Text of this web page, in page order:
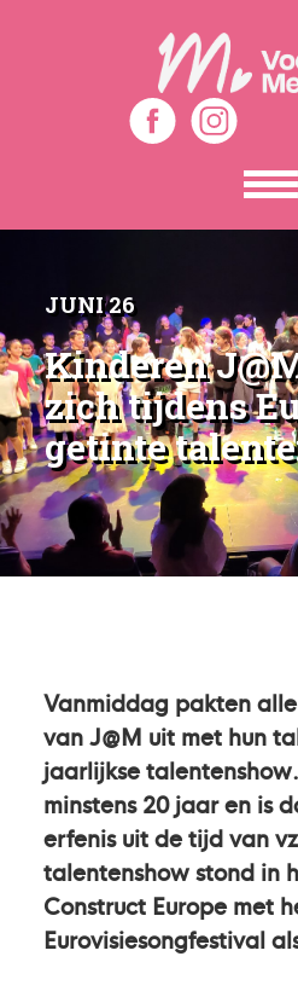
Toon
het
JUNI 26
Kinderen
zich tijdens
getinte
Vanmiddag pakten
van J@M uit met hun
jaarlijkse
minstens 20 jaar en is
erfenis uit de tijd van
talentenshow stond in
Construct Europe met
Eurovisiesongfestival